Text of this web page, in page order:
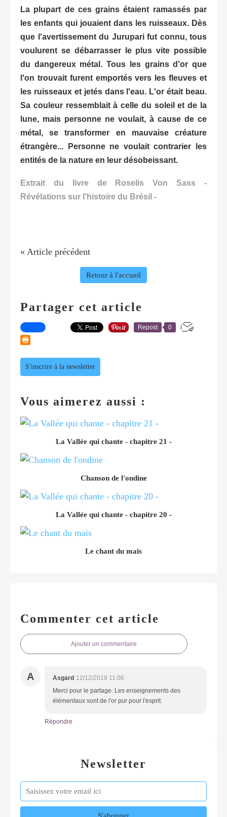
La plupart de ces grains étaient ramassés par
les enfants qui jouaient dans les ruisseaux. Dès
que l'avertissement du Jurupari fut connu, tous
voulurent se débarrasser le plus vite possible
du dangereux métal. Tous les grains d'or que
l'on trouvait furent emportés vers les fleuves et
les ruisseaux et jetés dans l'eau. L'or était beau.
Sa couleur ressemblait à celle du soleil et de la
lune, mais personne ne voulait, à cause de ce
métal, se transformer en mauvaise créature
étrangère... Personne ne voulait contrarier les
entités de la nature en leur désobeissant.
Extrait du livre de Roselis Von Sass -
Révélations sur l'histoire du Brésil -
« Article précédent
Retour à l'accueil
Partager cet article
Repost 0
S'inscrire à la newsletter
Vous aimerez aussi :
La Vallée qui chante - chapitre 21 -
Chanson de l'ondine
La Vallée qui chante - chapitre 20 -
Le chant du maïs
Commenter cet article
Ajouter un commentaire
A Asgard 12/12/2019 11:06
Merci pour le partage. Les enseignements des
élémentaux sont de l'or pur pour l'esprit.
Répondre
Newsletter